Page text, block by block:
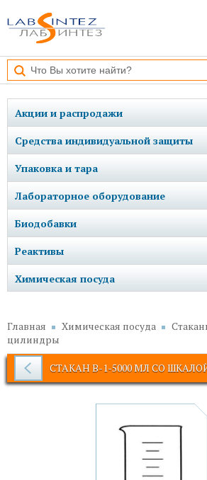
Акции и распродажи
Средства индивидуальной защиты
Упаковка и тара
Лабораторное оборудование
Биодобавки
Реактивы
Химическая посуда
Главная Химическая посуда
цилиндры
СТАКАН В-1-5000 МЛ СО